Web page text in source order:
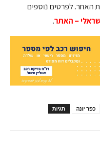
האחר. לפרטים נוספים
– האתר.
תגיות כפר יונה